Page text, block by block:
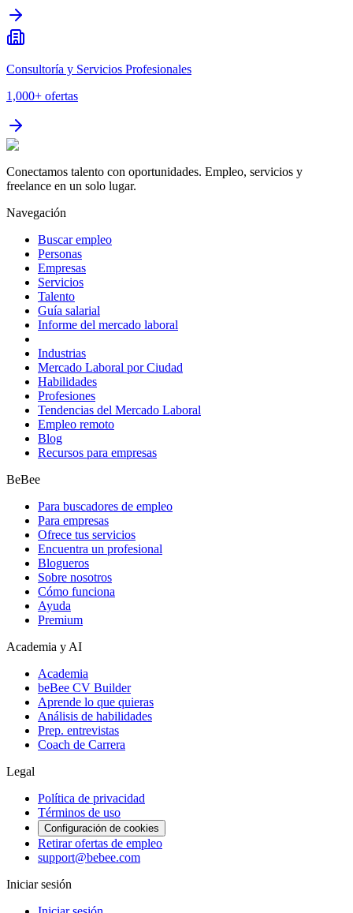
Consultoría y Servicios Profesionales
1,000+ ofertas
Conectamos talento con oportunidades. Empleo, servicios y
freelance en un solo lugar.
Navegación
Buscar empleo
Personas
Empresas
Servicios
Talento
Guía salarial
Informe del mercado laboral
Industrias
Mercado Laboral por Ciudad
Habilidades
Profesiones
Tendencias del Mercado Laboral
Empleo remoto
Blog
Recursos para empresas
BeBee
Para buscadores de empleo
Para empresas
Ofrece tus servicios
Encuentra un profesional
Blogueros
Sobre nosotros
Cómo funciona
Ayuda
Premium
Academia y AI
Academia
beBee CV Builder
Aprende lo que quieras
Análisis de habilidades
Prep. entrevistas
Coach de Carrera
Legal
Política de privacidad
Términos de uso
Configuración de cookies
Retirar ofertas de empleo
support@bebee.com
Iniciar sesión